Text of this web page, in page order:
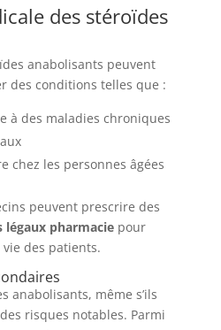
des stéroïdes
anabolisants peuvent
des conditions telles que :
à des maladies chroniques
chez les personnes âgées
peuvent prescrire des
légaux pharmaciepour
des patients.
anabolisants, même s’ils
risques notables. Parmi